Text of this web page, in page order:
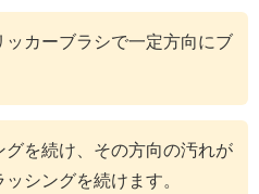
ッカーブラシで一定方向にブ
を続け、その方向の汚れが
シングを続けます。